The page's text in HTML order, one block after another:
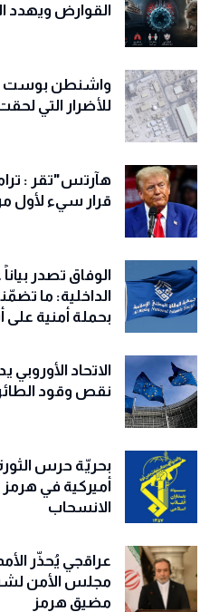
القوارض ويهدد
واشنطن بوست
للأضرار التي
هآرتس"تقر :
قرار سيء لأول
الوفاق تصدر
الداخلية: ما
بحملة أمنية
الاتحاد
نقص وقود
بحريّة حرس
الانسحاب
عراقجي يُحذّر
مجلس الأمن
مضيق هرمز